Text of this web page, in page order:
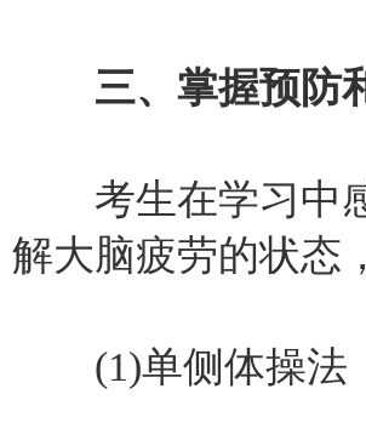
三、掌握预防和
考生在学习中感
解大脑疲劳的状态
(1)单侧体操法